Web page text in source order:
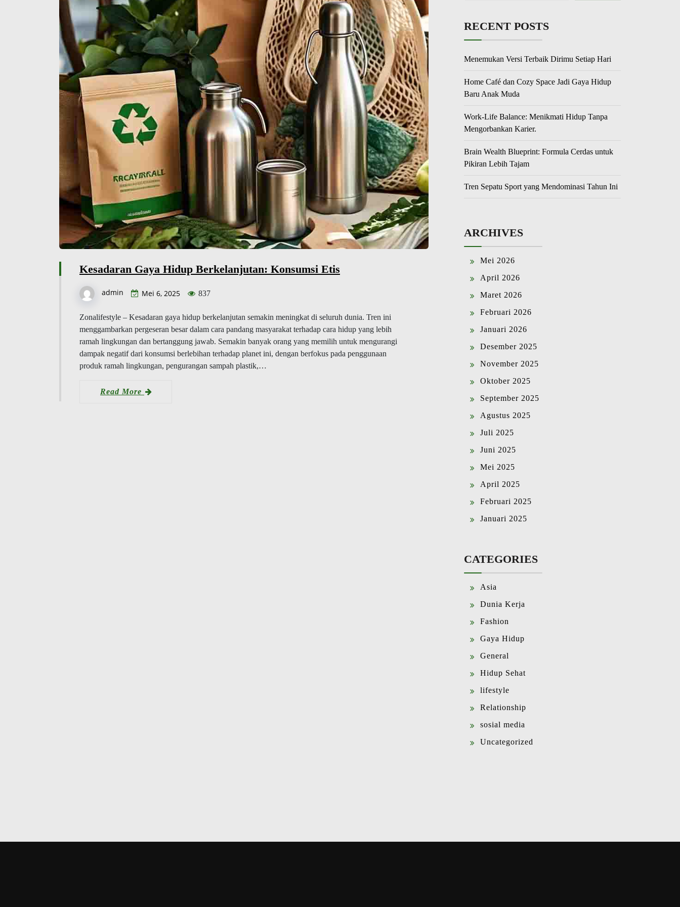
Kesadaran Gaya Hidup Berkelanjutan: Konsumsi Etis
admin Mei 6, 2025 837
Zonalifestyle – Kesadaran gaya hidup berkelanjutan semakin meningkat di seluruh dunia. Tren ini
menggambarkan pergeseran besar dalam cara pandang masyarakat terhadap cara hidup yang lebih
ramah lingkungan dan bertanggung jawab. Semakin banyak orang yang memilih untuk mengurangi
dampak negatif dari konsumsi berlebihan terhadap planet ini, dengan berfokus pada penggunaan
produk ramah lingkungan, pengurangan sampah plastik,…
Read More
RECENT POSTS
Menemukan Versi Terbaik Dirimu Setiap Hari
Home Café dan Cozy Space Jadi Gaya Hidup
Baru Anak Muda
Work-Life Balance: Menikmati Hidup Tanpa
Mengorbankan Karier.
Brain Wealth Blueprint: Formula Cerdas untuk
Pikiran Lebih Tajam
Tren Sepatu Sport yang Mendominasi Tahun Ini
ARCHIVES
Mei 2026
April 2026
Maret 2026
Februari 2026
Januari 2026
Desember 2025
November 2025
Oktober 2025
September 2025
Agustus 2025
Juli 2025
Juni 2025
Mei 2025
April 2025
Februari 2025
Januari 2025
CATEGORIES
Asia
Dunia Kerja
Fashion
Gaya Hidup
General
Hidup Sehat
lifestyle
Relationship
sosial media
Uncategorized